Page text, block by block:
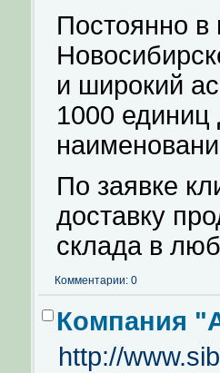
Постоянно в
и широкий
1000
По заявке
доставку
склада в
Комментарии: 0
Компания
http://